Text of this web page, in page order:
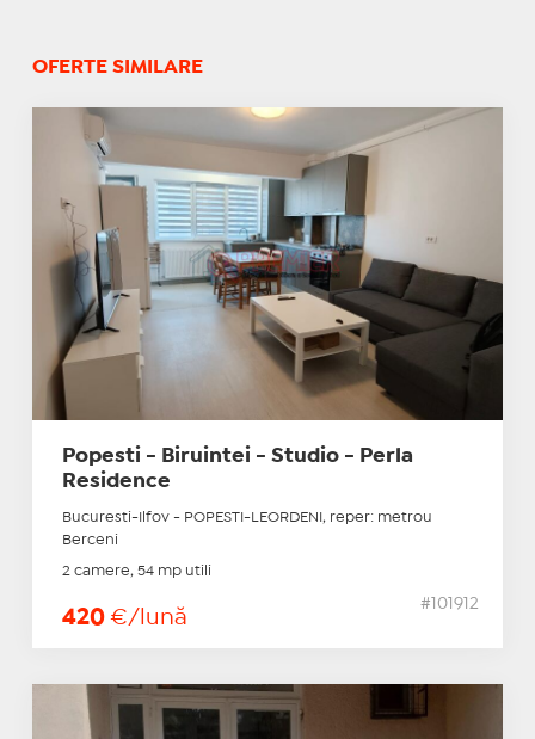
OFERTE SIMILARE
Popesti - Biruintei - Studio - Perla
Residence
Bucuresti-Ilfov - POPESTI-LEORDENI, reper: metrou
Berceni
2 camere, 54 mp utili
420 €/lună
#101912